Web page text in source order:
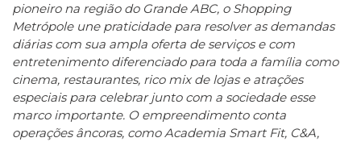
pioneiro na região do Grande ABC, o Shopping
Metrópole une praticidade para resolver as demandas
diárias com sua ampla oferta de serviços e com
entretenimento diferenciado para toda a família como
cinema, restaurantes, rico mix de lojas e atrações
especiais para celebrar junto com a sociedade esse
marco importante. O empreendimento conta
operações âncoras, como Academia Smart Fit, C&A,